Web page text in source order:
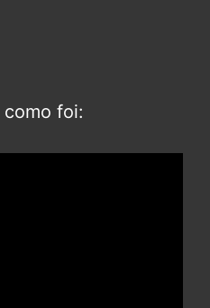
foi: